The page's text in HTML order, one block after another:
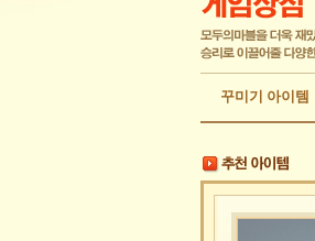
꾸미기 아이템